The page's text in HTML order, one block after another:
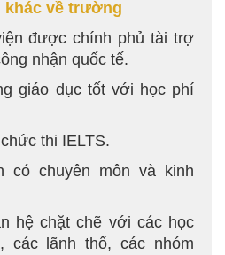
khác về trường
được chính phủ tài trợ
nhận quốc tế.
giáo dục tốt với học phí
thi IELTS.
có chuyên môn và kinh
hệ chặt chẽ với các học
các lãnh thổ, các nhóm